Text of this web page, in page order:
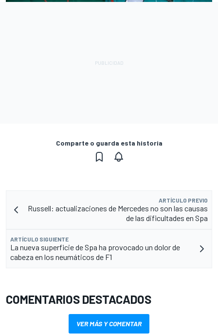
Comparte o guarda esta historia
ARTÍCULO PREVIO
Russell: actualizaciones de Mercedes no son las causas
de las dificultades en Spa
ARTÍCULO SIGUIENTE
La nueva superficie de Spa ha provocado un dolor de
cabeza en los neumáticos de F1
COMENTARIOS DESTACADOS
VER MÁS Y COMENTAR